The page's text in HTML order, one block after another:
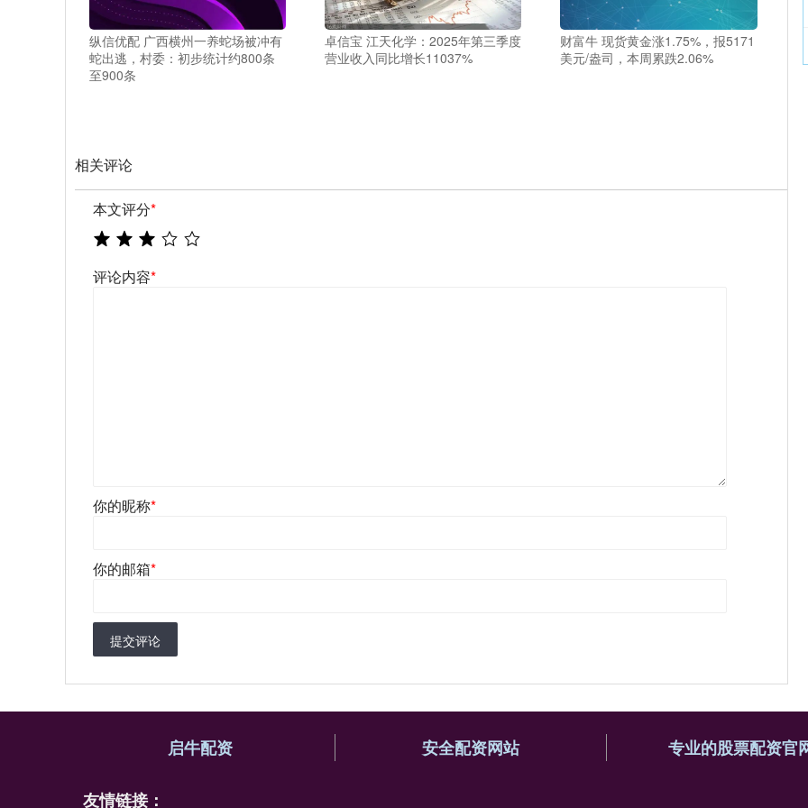
纵信优配 广西横州一养蛇场被冲有
蛇出逃，村委：初步统计约800条
至900条
卓信宝 江天化学：2025年第三季度
营业收入同比增长11037%
财富牛 现货黄金涨1.75%，报5171
美元/盎司，本周累跌2.06%
相关评论
本文评分*
评论内容*
你的昵称*
你的邮箱*
提交评论
启牛配资 安全配资网站 专业的股票配资官
友情链接：